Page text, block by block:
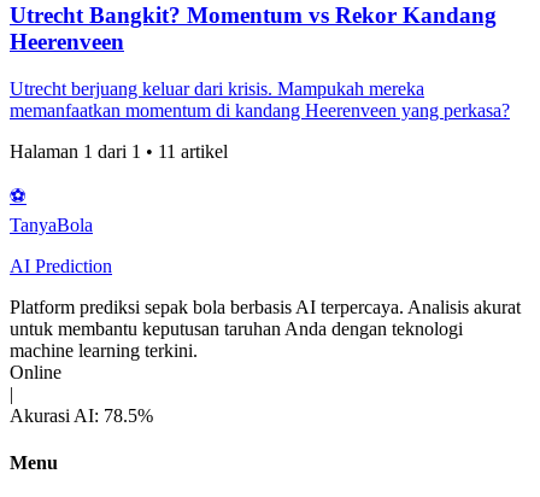
Utrecht Bangkit? Momentum vs Rekor Kandang
Heerenveen
Utrecht berjuang keluar dari krisis. Mampukah mereka
memanfaatkan momentum di kandang Heerenveen yang perkasa?
Halaman 1 dari 1 • 11 artikel
⚽
TanyaBola
AI Prediction
Platform prediksi sepak bola berbasis AI terpercaya. Analisis akurat
untuk membantu keputusan taruhan Anda dengan teknologi
machine learning terkini.
Online
|
Akurasi AI: 78.5%
Menu